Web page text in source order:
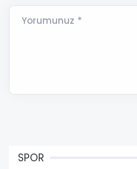
Yorumunuz *
SPOR